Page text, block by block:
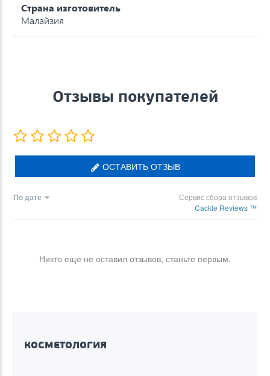
Страна изготовитель
Малайзия
Отзывы покупателей
ОСТАВИТЬ ОТЗЫВ
По дате
Сервис сбора отзывов
Cackle Reviews ™
Никто ещё не оставил отзывов, станьте первым.
КОСМЕТОЛОГИЯ